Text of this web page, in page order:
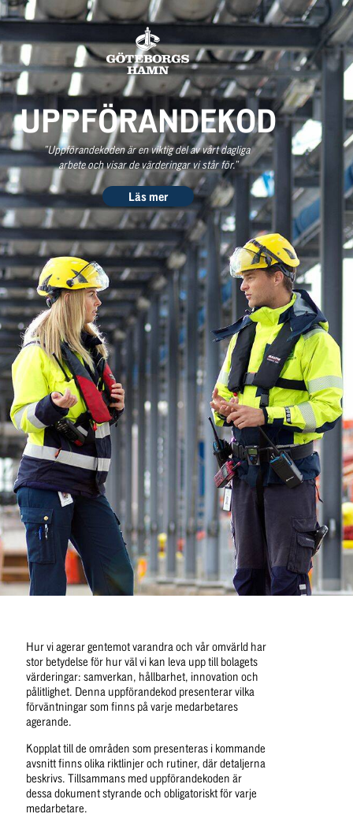
Läs mer
UPPFÖRANDEKOD
”Uppförandekoden är en viktig del av vårt dagliga
arbete och visar de värderingar vi står för.”
Hur vi agerar gentemot varandra och vår omvärld har
stor betydelse för hur väl vi kan leva upp till bolagets
värderingar: samverkan, hållbarhet, innovation och
pålitlighet. Denna uppförandekod presenterar vilka
förväntningar som finns på varje medarbetares
agerande.
Kopplat till de områden som presenteras i kommande
avsnitt finns olika riktlinjer och rutiner, där detaljerna
beskrivs. Tillsammans med uppförandekoden är
dessa dokument styrande och obligatoriskt för varje
medarbetare.